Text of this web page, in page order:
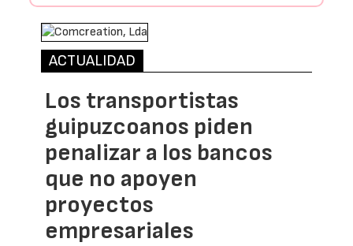
ACTUALIDAD
Los transportistas
guipuzcoanos piden
penalizar a los bancos
que no apoyen
proyectos
empresariales